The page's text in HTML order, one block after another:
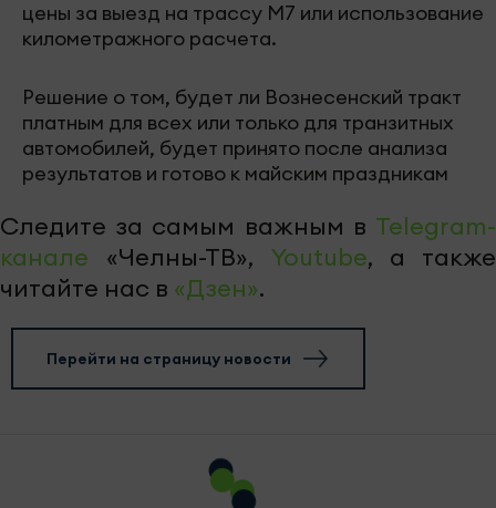
цены за выезд на трассу М7 или использование
километражного расчета.
Решение о том, будет ли Вознесенский тракт
платным для всех или только для транзитных
автомобилей, будет принято после анализа
результатов и готово к майским праздникам
Следите за самым важным в Telegram-
канале «Челны-ТВ», Youtube, а также
читайте нас в «Дзен».
Перейти на страницу новости